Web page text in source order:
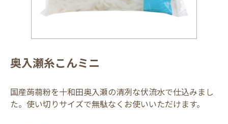
奥入瀬糸こんミニ
国産蒟蒻粉を十和田奥入瀬の清冽な伏流水で仕込みまし
た。使い切りサイズで無駄なくお使いいただけます。